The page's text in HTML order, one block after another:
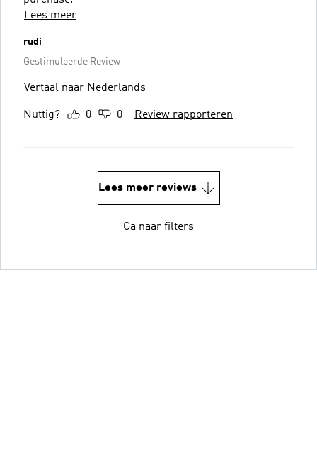
Lees meer
rudi
Gestimuleerde Review
Vertaal naar Nederlands
Nuttig? 0 0 Review rapporteren
Lees meer reviews
Ga naar filters